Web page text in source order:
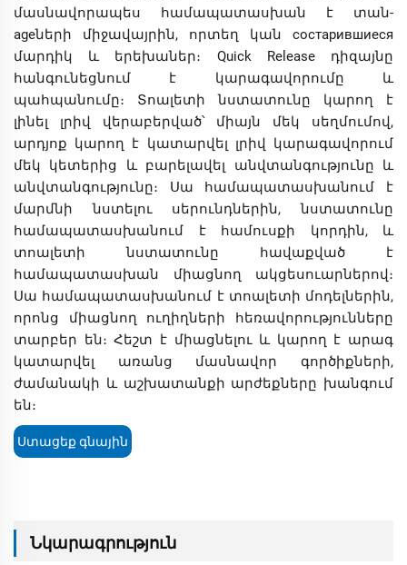
մասնավորապես համապատասխան է տան-
ageների միջավայրին, որտեղ կան состарившиеся
մարդիկ և երեխաներ։ Quick Release դիզայնը
հանգունեցնում է կարագավորումը և
պահպանումը։ Տոալետի նստատունը կարող է
լինել լրիվ վերաբերված՝ միայն մեկ սեղմումով,
արդյոք կարող է կատարվել լրիվ կարագավորում
մեկ կետերից և բարելավել անվտանգությունը և
անվտանգությունը։ Սա համապատասխանում է
մարմնի նստելու սերունդներին, նստատունը
համապատասխանում է համուսքի կորդին, և
տոալետի նստատունը հավաքված է
համապատասխան միացնող ակցեսուարներով։
Սա համապատասխանում է տոալետի մոդելներին,
որոնց միացնող ուղիղների հեռավորությունները
տարբեր են։ Հեշտ է միացնելու և կարող է արագ
կատարվել առանց մասնավոր գործիքների,
ժամանակի և աշխատանքի արժեքները խանգում
են։
Ստացեք գնային
Նկարագրություն